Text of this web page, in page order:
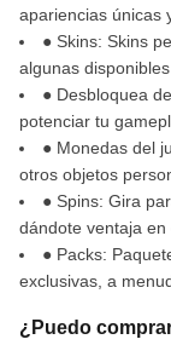
apariencias únicas
● Skins: Skins
algunas
● Desbloquea
potenciar tu
● Monedas del
otros objetos
● Spins: Gira
dándote ventaja en
● Packs:
exclusivas, a
¿Puedo